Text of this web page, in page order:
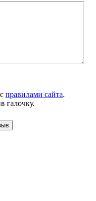
правилами сайта.
галочку.